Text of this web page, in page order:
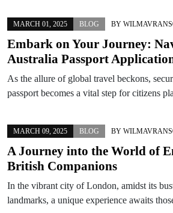
MARCH 01, 2025 BLOG BY
Embark on Your Journey:
Australia Passport
As the allure of global travel beckons,
passport becomes a vital step for citizens
MARCH 09, 2025 BLOG BY
A Journey into the World of
British Companions
In the vibrant city of London, amidst its
landmarks, a unique experience awaits